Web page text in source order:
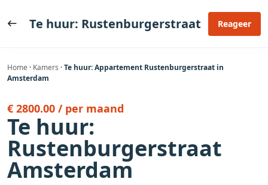
naar
Te huur: Rustenburgerstraat Reageer
Home · Kamers ·Te huur: Appartement Rustenburgerstraat in
Amsterdam
€ 2800.00 / per maand
Te huur:
Rustenburgerstraat
Amsterdam